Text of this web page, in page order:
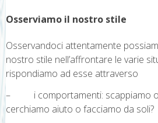
Osserviamo il nostro stile
Osservandoci attentamente
nostro stile nell’affrontare le varie
rispondiamo ad esse attraverso
– i comportamenti: scappiamo o
cerchiamo aiuto o facciamo da soli?